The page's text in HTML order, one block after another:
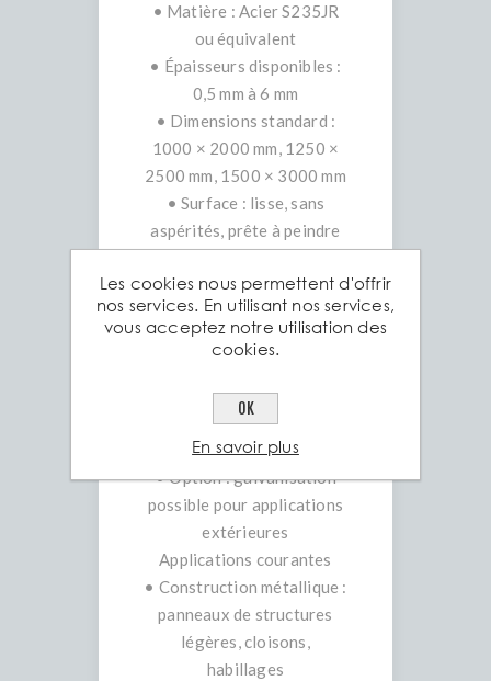
• Matière : Acier S235JR
ou équivalent
• Épaisseurs disponibles :
0,5 mm à 6 mm
• Dimensions standard :
1000 × 2000 mm, 1250 ×
2500 mm, 1500 × 3000 mm
• Surface : lisse, sans
aspérités, prête à peindre
• Propriétés :
• Tolérance dimensionnelle
élevée
formabilité
• Finition uniforme et
esthétique
• Option : galvanisation
possible pour applications
extérieures
Applications courantes
• Construction métallique :
panneaux de structures
légères, cloisons,
habillages
Les cookies nous permettent d'offrir
nos services. En utilisant nos services,
vous acceptez notre utilisation des
cookies.
OK
En savoir plus